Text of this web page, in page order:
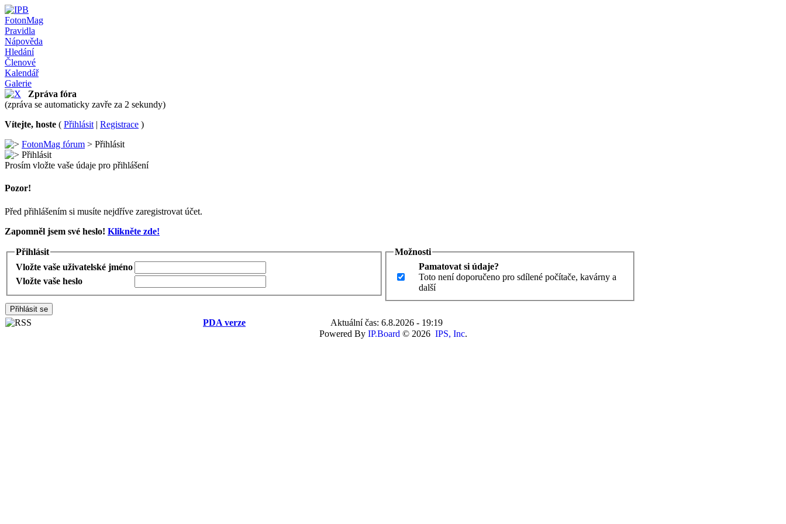
FotonMag
Pravidla
Nápověda
Hledání
Členové
Kalendář
Galerie
Zpráva fóra
(zpráva se automaticky zavře za 2 sekundy)
Vítejte, hoste ( Přihlásit | Registrace )
FotonMag fórum > Přihlásit
Přihlásit
Prosím vložte vaše údaje pro přihlášení
Pozor!
Před přihlášením si musíte nejdříve zaregistrovat účet.
Zapomněl jsem své heslo! Klikněte zde!
Přihlásit
Vložte vaše uživatelské jméno
Vložte vaše heslo
Možnosti
Pamatovat si údaje?
Toto není doporučeno pro sdílené počítače, kavárny a
další
PDA verze
Aktuální čas: 6.8.2026 - 19:19
Powered By IP.Board © 2026 IPS, Inc.